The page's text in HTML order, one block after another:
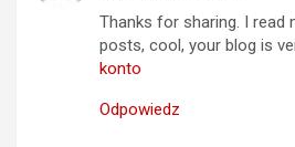
Thanks for sharing. I read
posts, cool, your blog is
konto
Odpowiedz